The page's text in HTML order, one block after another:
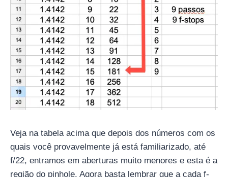
Veja na tabela acima que depois dos números com os
quais você provavelmente já está familiarizado, até
f/22, entramos em aberturas muito menores e esta é a
região do pinhole. Agora basta lembrar que a cada f-